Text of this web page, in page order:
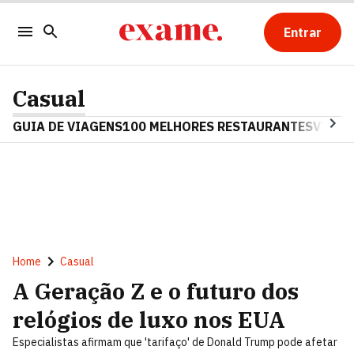
Entrar
Casual
GUIA DE VIAGENS100 MELHORES RESTAURANTES
Home Casual
A Geração Z e o futuro dos
relógios de luxo nos EUA
Especialistas afirmam que 'tarifaço' de Donald Trump pode afetar